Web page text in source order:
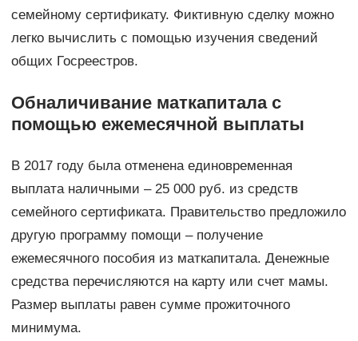
семейному сертификату. Фиктивную сделку можно
легко вычислить с помощью изучения сведений
общих Госреестров.
Обналичивание маткапитала с
помощью ежемесячной выплаты
В 2017 году была отменена единовременная
выплата наличными – 25 000 руб. из средств
семейного сертификата. Правительство предложило
другую программу помощи – получение
ежемесячного пособия из маткапитала. Денежные
средства перечисляются на карту или счет мамы.
Размер выплаты равен сумме прожиточного
минимума.